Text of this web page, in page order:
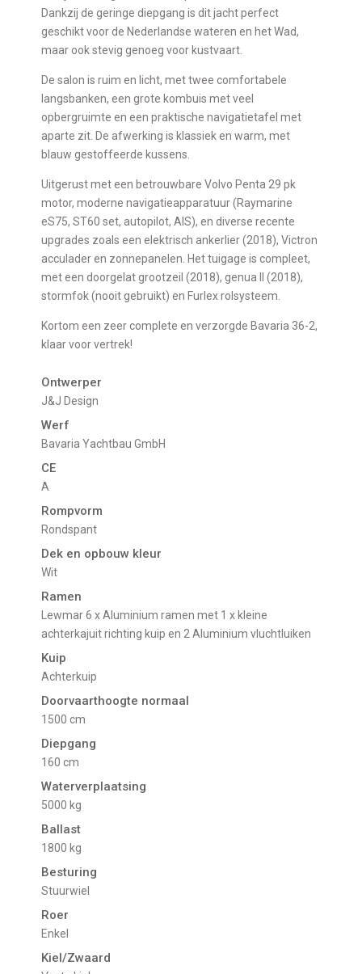
Dankzij de geringe diepgang is dit jacht perfect
geschikt voor de Nederlandse wateren en het Wad,
maar ook stevig genoeg voor kustvaart.
De salon is ruim en licht, met twee comfortabele
langsbanken, een grote kombuis met veel
opbergruimte en een praktische navigatietafel met
aparte zit. De afwerking is klassiek en warm, met
blauw gestoffeerde kussens.
Uitgerust met een betrouwbare Volvo Penta 29 pk
motor, moderne navigatieapparatuur (Raymarine
eS75, ST60 set, autopilot, AIS), en diverse recente
upgrades zoals een elektrisch ankerlier (2018), Victron
acculader en zonnepanelen. Het tuigage is compleet,
met een doorgelat grootzeil (2018), genua II (2018),
stormfok (nooit gebruikt) en Furlex rolsysteem.
Kortom een zeer complete en verzorgde Bavaria 36-2,
klaar voor vertrek!
Ontwerper
J&J Design
Werf
Bavaria Yachtbau GmbH
CE
A
Rompvorm
Rondspant
Dek en opbouw kleur
Wit
Ramen
Lewmar 6 x Aluminium ramen met 1 x kleine
achterkajuit richting kuip en 2 Aluminium vluchtluiken
Kuip
Achterkuip
Doorvaarthoogte normaal
1500 cm
Diepgang
160 cm
Waterverplaatsing
5000 kg
Ballast
1800 kg
Besturing
Stuurwiel
Roer
Enkel
Kiel/Zwaard